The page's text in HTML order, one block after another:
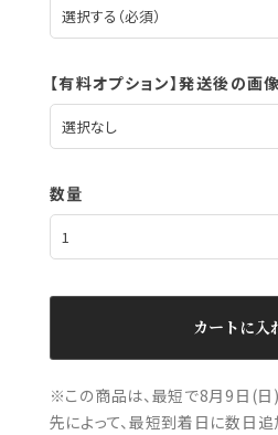
【有料オプション】発送後の画
数量
カートに入
※この商品は、最短で8月9日(日
先によって、最短到着日に数日